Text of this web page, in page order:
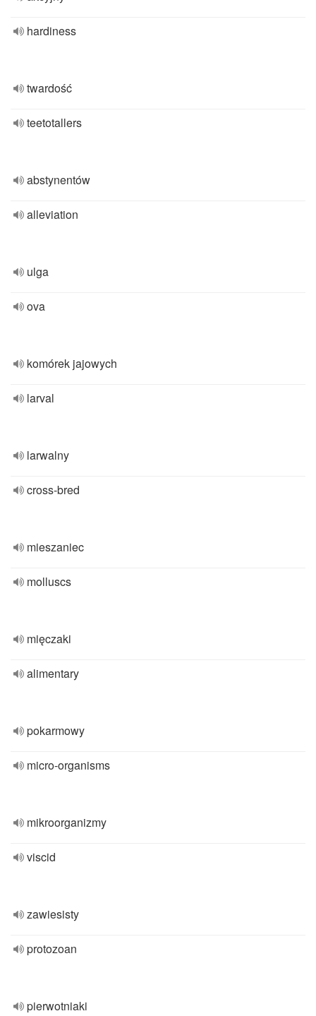
hardiness
twardość
teetotallers
abstynentów
alleviation
ulga
ova
komórek jajowych
larval
larwalny
cross-bred
mieszaniec
molluscs
mięczaki
alimentary
pokarmowy
micro-organisms
mikroorganizmy
viscid
zawiesisty
protozoan
pierwotniaki